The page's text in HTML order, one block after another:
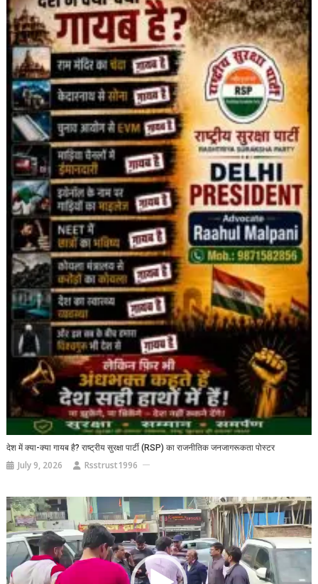
देश में क्या-क्या गायब है? राष्ट्रीय सुरक्षा पार्टी (RSP) का राजनीतिक जनजागरूकता पोस्टर
July 9, 2026 Rsstrust1996
Video
Player